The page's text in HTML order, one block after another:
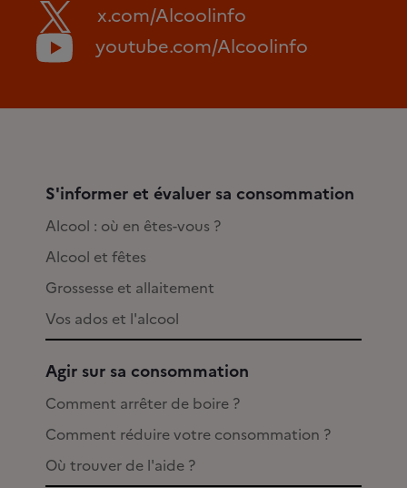
x.com/Alcoolinfo
youtube.com/Alcoolinfo
S'informer et évaluer sa consommation
Alcool : où en êtes-vous ?
Alcool et fêtes
Grossesse et allaitement
Vos ados et l'alcool
Agir sur sa consommation
Comment arrêter de boire ?
Comment réduire votre consommation ?
Où trouver de l'aide ?